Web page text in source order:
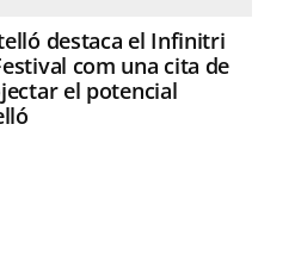
destaca el Infinitri
com una cita de
el potencial